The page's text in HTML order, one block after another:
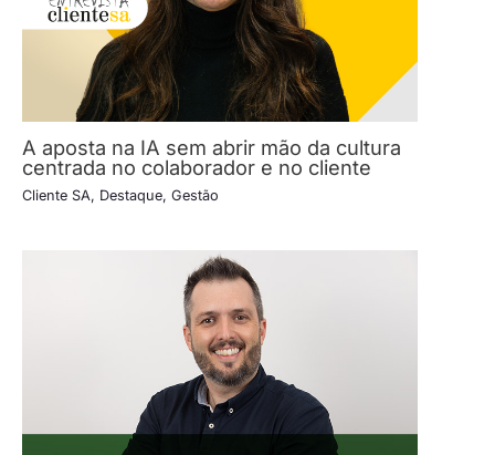
A aposta na IA sem abrir mão da cultura
centrada no colaborador e no cliente
Cliente SA, Destaque, Gestão